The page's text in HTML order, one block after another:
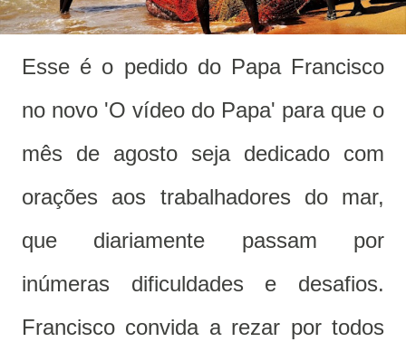
Esse é o pedido do Papa Francisco
no novo 'O vídeo do Papa' para que o
mês de agosto seja dedicado com
orações aos trabalhadores do mar,
que diariamente passam por
inúmeras dificuldades e desafios.
Francisco convida a rezar por todos